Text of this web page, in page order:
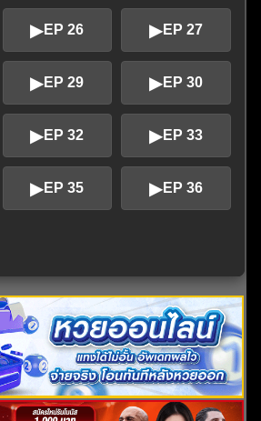
▶EP 26 ▶EP 27
▶EP 29 ▶EP 30
▶EP 32 ▶EP 33
▶EP 35 ▶EP 36